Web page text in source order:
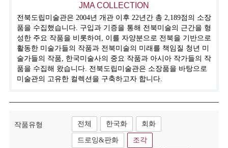
JMA COLLECTION
전북도립미술관은 2004년 개관 이후 22년간 총 2,189점의 소장
품을 수집했습니다. 구입과 기증을 통해 전북미술의 근간을 형
성한 주요 작품을 비롯하여, 이를 자양분으로 전북을 기반으로
활동한 미술가들의 작품과 전북미술의 미래를 책임질 청년 미
술가들의 작품, 한국미술사의 중요 작품과 아시아 작가들의 작
품을 수집해 왔습니다. 전북도립미술관은 소장품을 바탕으로
미술관의 고유한 컬렉션을 구축하고자 합니다.
작품유형 전체 한국화 회화
드로잉&판화 조각